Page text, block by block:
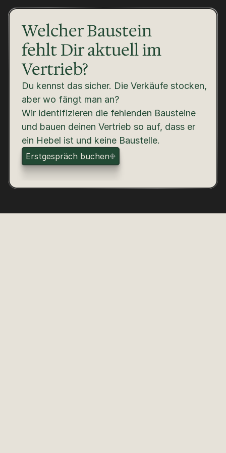
Welcher Baustein
fehlt Dir aktuell im
Vertrieb?
Du kennst das sicher. Die Verkäufe stocken,
aber wo fängt man an?
Wir identifizieren die fehlenden Bausteine
und bauen deinen Vertrieb so auf, dass er
ein Hebel ist und keine Baustelle.
Erstgespräch buchen